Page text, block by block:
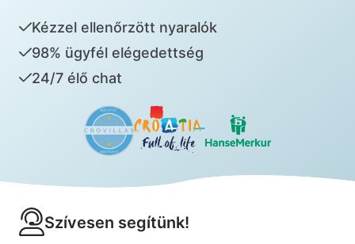
Kézzel ellenőrzött nyaralók
98% ügyfél elégedettség
24/7 élő chat
Szívesen segítünk!